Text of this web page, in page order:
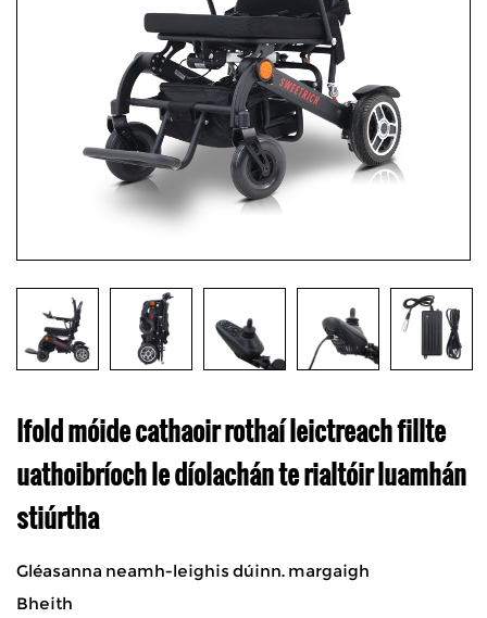
Ifold móide cathaoir rothaí leictreach fillte
uathoibríoch le díolachán te rialtóir luamhán
stiúrtha
Gléasanna neamh-leighis dúinn. margaigh
Bheith